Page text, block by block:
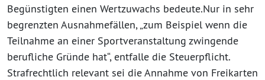
Begünstigten einen Wertzuwachs bedeute.Nur in sehr
begrenzten Ausnahmefällen, „zum Beispiel wenn die
Teilnahme an einer Sportveranstaltung zwingende
berufliche Gründe hat“, entfalle die Steuerpflicht.
Strafrechtlich relevant sei die Annahme von Freikarten